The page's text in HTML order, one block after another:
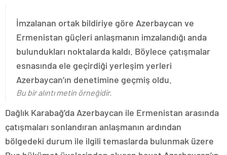
İmzalanan ortak bildiriye göre Azerbaycan ve
Ermenistan güçleri anlaşmanın imzalandığı anda
bulundukları noktalarda kaldı. Böylece çatışmalar
esnasında ele geçirdiği yerleşim yerleri
Azerbaycan’ın denetimine geçmiş oldu.
Bu bir alıntı metin örneğidir.
Dağlık Karabağ’da Azerbaycan ile Ermenistan arasında
çatışmaları sonlandıran anlaşmanın ardından
bölgedeki durum ile ilgili temaslarda bulunmak üzere